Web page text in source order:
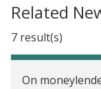
Related
7 result(s)
On